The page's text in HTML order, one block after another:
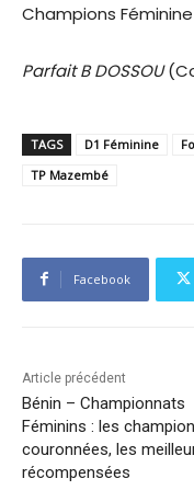
Champions Féminine
Parfait B DOSSOU
TAGS D1 Féminine
TP Mazembé
Facebook
Article précédent
Bénin – Championnats
Féminins : les
couronnées, les
récompensées